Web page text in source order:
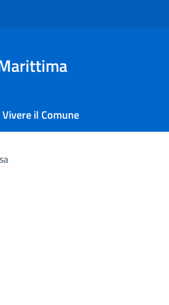
Vivere il Comune